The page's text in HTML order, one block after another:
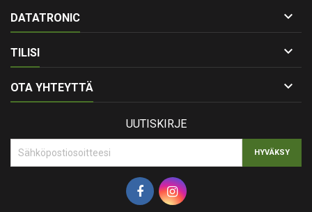
DATATRONIC 
TILISI 
OTA YHTEYTTÄ 
UUTISKIRJE